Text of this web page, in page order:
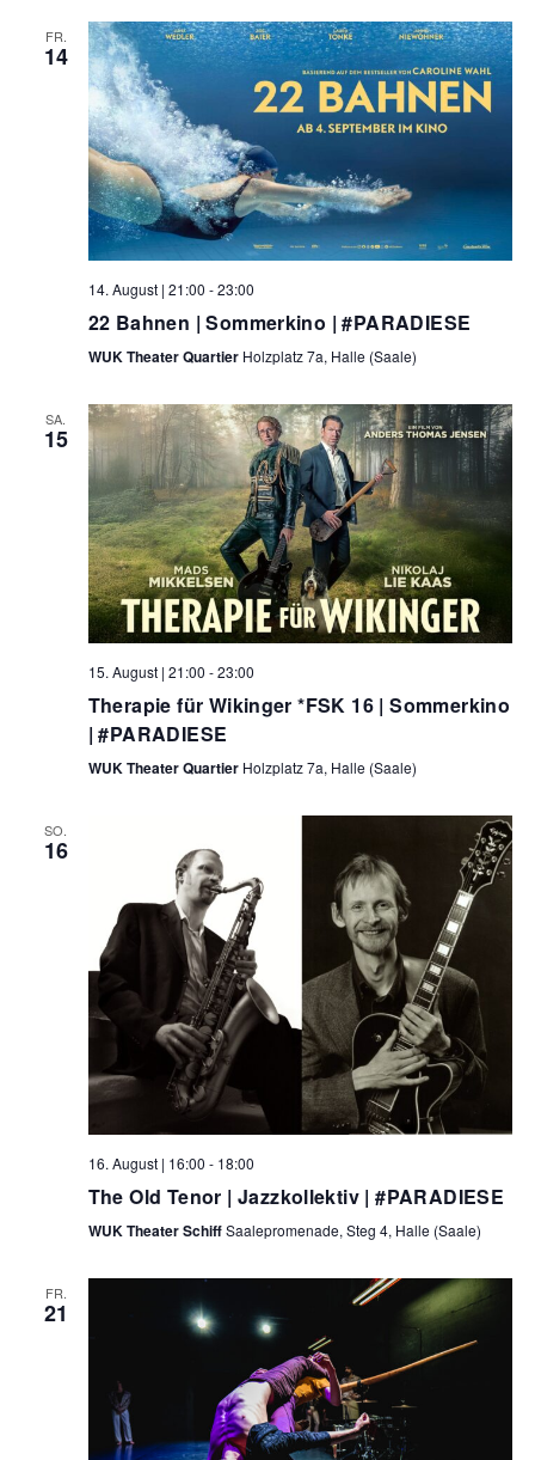
FR.
14
14. August | 21:00 -23:00
22 Bahnen | Sommerkino | #PARADIESE
WUK Theater Quartier Holzplatz 7a, Halle (Saale)
SA.
15
15. August | 21:00 -23:00
Therapie für Wikinger *FSK 16 | Sommerkino
| #PARADIESE
WUK Theater Quartier Holzplatz 7a, Halle (Saale)
SO.
16
16. August | 16:00 - 18:00
The Old Tenor | Jazzkollektiv | #PARADIESE
WUK Theater SchiffSaalepromenade, Steg 4, Halle (Saale)
FR.
21